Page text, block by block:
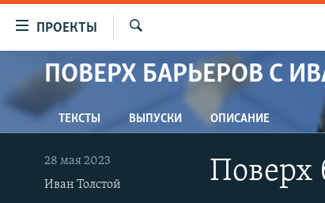
упрощенного
доступа
Вернуться
к
основному
содержанию
ПРОЕКТЫ
ПРОГРАММЫ
ПОДКАСТЫ
АВТОРСКИЕ ПРОЕКТЫ
ЦИТАТЫ СВОБОДЫ
МНЕНИЯ
ПОВЕРХ БАРЬЕРОВ С
ТЕКСТЫ ВЫПУСКИ ОПИСАНИЕ
Поверх
28 мая 2023
Иван Толстой